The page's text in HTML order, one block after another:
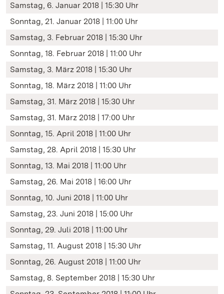
Samstag, 6. Januar 2018 | 15:30 Uhr
Sonntag, 21. Januar 2018 | 11:00 Uhr
Samstag, 3. Februar 2018 | 15:30 Uhr
Sonntag, 18. Februar 2018 | 11:00 Uhr
Samstag, 3. März 2018 | 15:30 Uhr
Sonntag, 18. März 2018 | 11:00 Uhr
Samstag, 31. März 2018 | 15:30 Uhr
Samstag, 31. März 2018 | 17:00 Uhr
Sonntag, 15. April 2018 | 11:00 Uhr
Samstag, 28. April 2018 | 15:30 Uhr
Sonntag, 13. Mai 2018 | 11:00 Uhr
Samstag, 26. Mai 2018 | 16:00 Uhr
Sonntag, 10. Juni 2018 | 11:00 Uhr
Samstag, 23. Juni 2018 | 15:00 Uhr
Sonntag, 29. Juli 2018 | 11:00 Uhr
Samstag, 11. August 2018 | 15:30 Uhr
Sonntag, 26. August 2018 | 11:00 Uhr
Samstag, 8. September 2018 | 15:30 Uhr